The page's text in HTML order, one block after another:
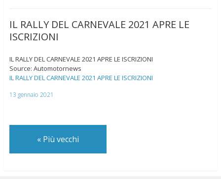
IL RALLY DEL CARNEVALE 2021 APRE LE
ISCRIZIONI
IL RALLY DEL CARNEVALE 2021 APRE LE ISCRIZIONI
Source: Automotornews
IL RALLY DEL CARNEVALE 2021 APRE LE ISCRIZIONI
13 gennaio 2021
«Più vecchi